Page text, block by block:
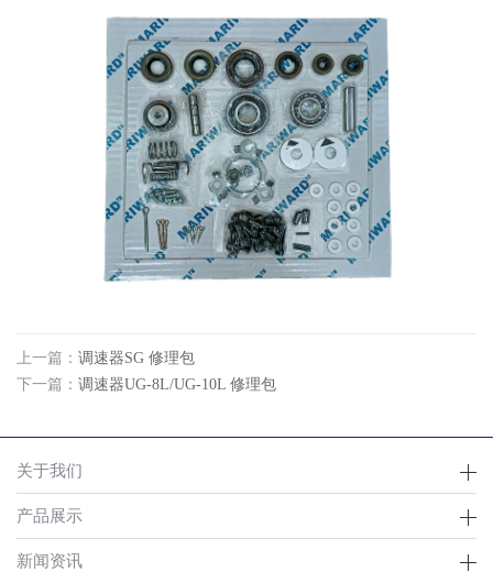
上一篇： 调速器SG 修理包
下一篇： 调速器UG-8L/UG-10L 修理包
关于我们
产品展示
新闻资讯